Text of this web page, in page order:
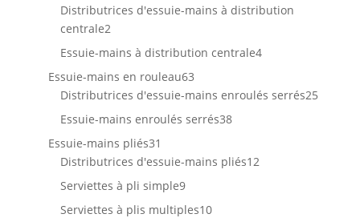
produits
Distributrices d'essuie-mains à distribution
centrale22
produits
Essuie-mains à distribution centrale44
Essuie-mains en rouleau6363
produits
Distributrices d'essuie-mains enroulés serrés2525
Essuie-mains enroulés serrés3838
Essuie-mains pliés31
produits
Distributrices d'essuie-mains pliés1212
Serviettes à pli simple99
produits
Serviettes à plis multiples1010